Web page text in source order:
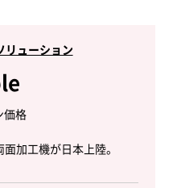
リューション
価格
加工機が日本上陸。